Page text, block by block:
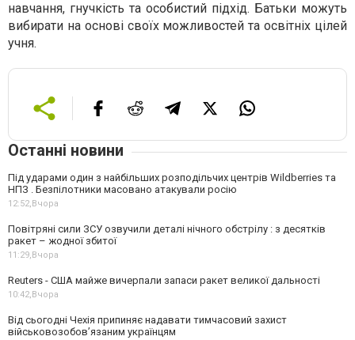
навчання, гнучкість та особистий підхід. Батьки можуть
вибирати на основі своїх можливостей та освітніх цілей
учня.
Останні новини
Під ударами один з найбільших розподільчих центрів Wildberries та
НПЗ . Безпілотники масовано атакували росію
12:52, Вчора
Повітряні сили ЗСУ озвучили деталі нічного обстрілу : з десятків
ракет – жодної збитої
11:29, Вчора
Reuters - США майже вичерпали запаси ракет великої дальності
10:42, Вчора
Від сьогодні Чехія припиняє надавати тимчасовий захист
військовозобов’язаним українцям